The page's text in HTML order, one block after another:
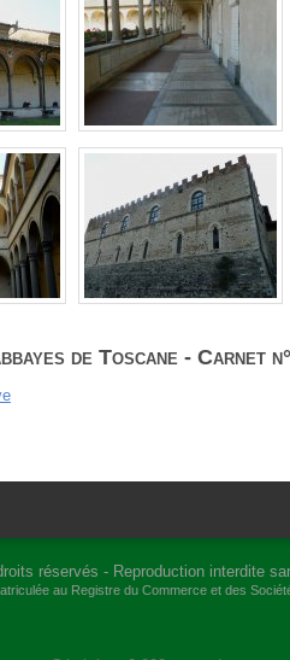
de Toscane - Carnet
réservés - Reproduction interdite
au Registre du Commerce et des